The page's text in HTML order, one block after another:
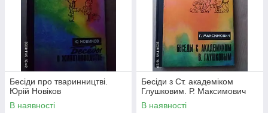
Бесіди про тваринництві.
Юрій Новіков
В наявності
Бесіди з Ст. академіком
Глушковим. Р. Максимович
В наявності